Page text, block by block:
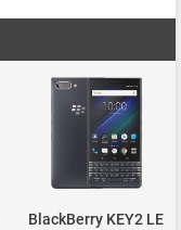
BlackBerry KEY2 LE